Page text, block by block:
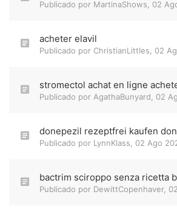
Publicado por MartinaShows 02
acheter elavil
Publicado por ChristianLittles 02
stromectol achat en ligne
Publicado por AgathaBunyard 02
donepezil rezeptfrei kaufen
Publicado por LynnKlass 02 Ago
bactrim sciroppo senza ricetta
Publicado por DewittCopenhaver,